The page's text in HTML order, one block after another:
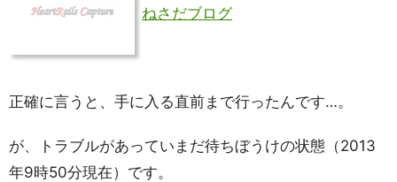
ねさだブログ
正確に言うと、手に入る直前まで行ったんです…。
が、トラブルがあっていまだ待ちぼうけの状態（2013
年9時50分現在）です。